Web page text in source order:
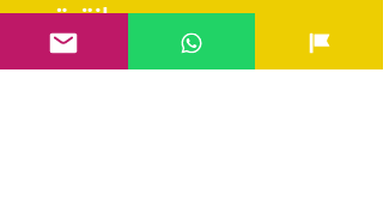
pyöräilyyn.
Pikalinkit